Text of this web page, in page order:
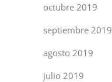
octubre 2019
septiembre 2019
agosto 2019
julio 2019